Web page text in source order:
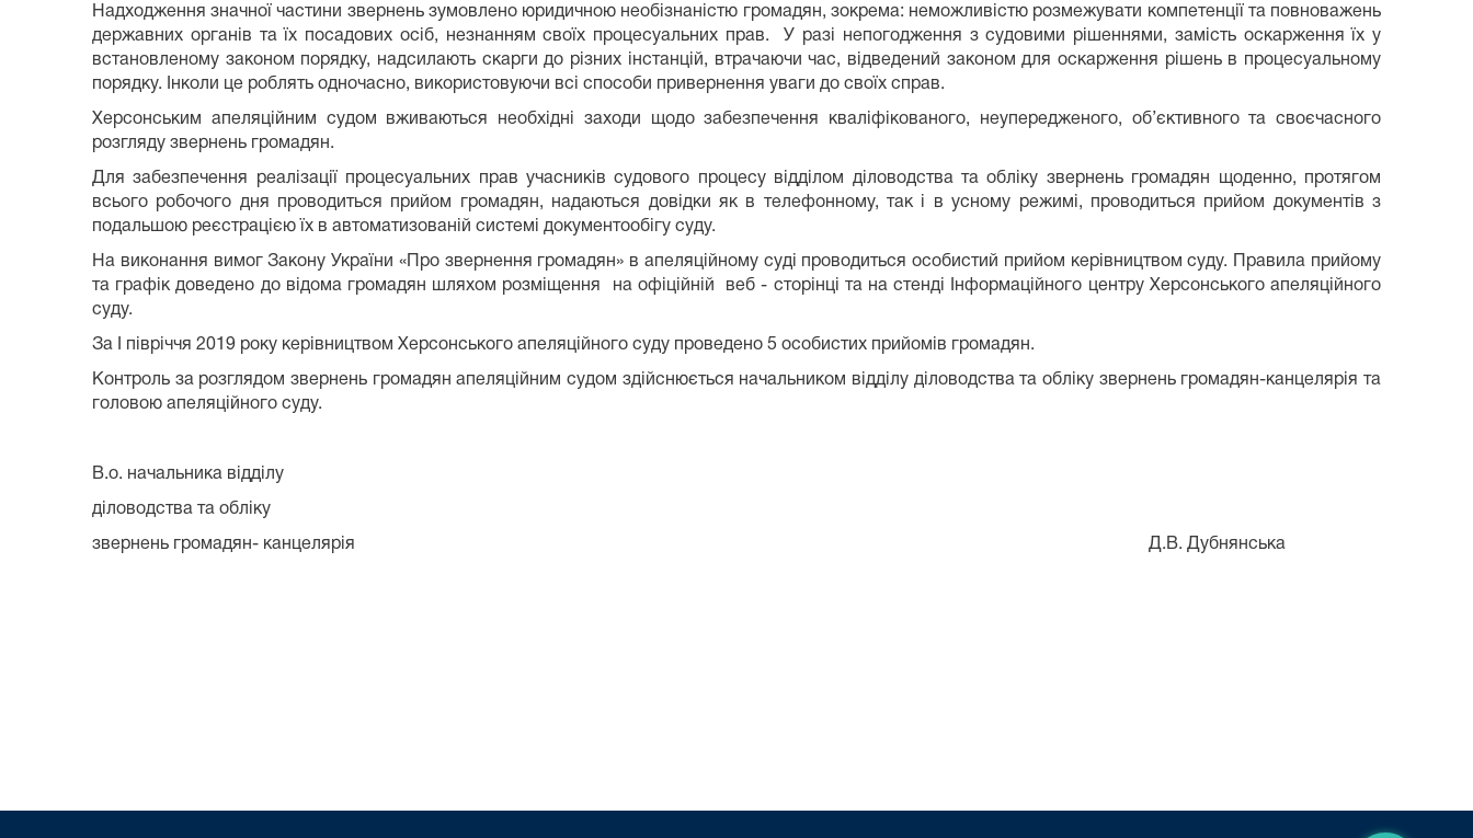
Надходження значної частини звернень зумовлено юридичною необізнаністю громадян, зокрема: неможливістю розмежувати компетенції та повноважень
державних органів та їх посадових осіб, незнанням своїх процесуальних прав. У разі непогодження з судовими рішеннями, замість оскарження їх у
встановленому законом порядку, надсилають скарги до різних інстанцій, втрачаючи час, відведений законом для оскарження рішень в процесуальному
порядку. Інколи це роблять одночасно, використовуючи всі способи привернення уваги до своїх справ.
Херсонським апеляційним судом вживаються необхідні заходи щодо забезпечення кваліфікованого, неупередженого, об’єктивного та своєчасного
розгляду звернень громадян.
Для забезпечення реалізації процесуальних прав учасників судового процесу відділом діловодства та обліку звернень громадян щоденно, протягом
всього робочого дня проводиться прийом громадян, надаються довідки як в телефонному, так і в усному режимі, проводиться прийом документів з
подальшою реєстрацією їх в автоматизованій системі документообігу суду.
На виконання вимог Закону України «Про звернення громадян» в апеляційному суді проводиться особистий прийом керівництвом суду. Правила прийому
та графік доведено до відома громадян шляхом розміщення на офіційній веб - сторінці та на стенді Інформаційного центру Херсонського апеляційного
суду.
За І півріччя 2019 року керівництвом Херсонського апеляційного суду проведено 5 особистих прийомів громадян.
Контроль за розглядом звернень громадян апеляційним судом здійснюється начальником відділу діловодства та обліку звернень громадян-канцелярія та
головою апеляційного суду.
В.о. начальника відділу
діловодства та обліку
звернень громадян- канцелярія Д.В. Дубнянська